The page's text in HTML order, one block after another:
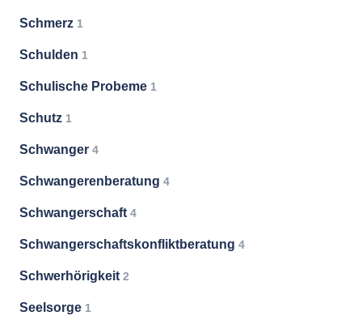
Schmerz 1
Schulden 1
Schulische Probeme 1
Schutz 1
Schwanger 4
Schwangerenberatung 4
Schwangerschaft 4
Schwangerschaftskonfliktberatung 4
Schwerhörigkeit 2
Seelsorge 1